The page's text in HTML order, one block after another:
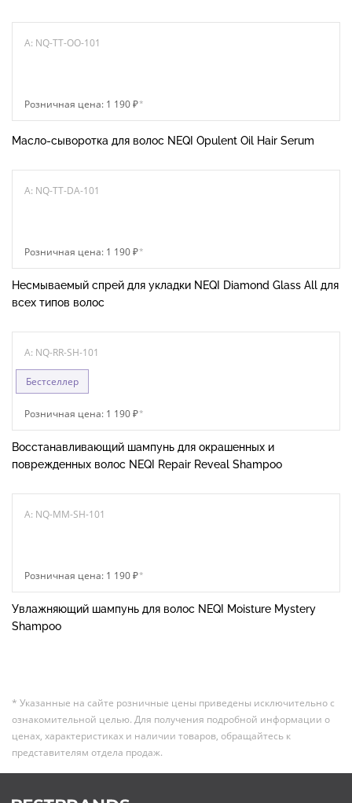
A: NQ-TT-OO-101
Розничная цена: 1 190 ₽*
Масло-сыворотка для волос NEQI Opulent Oil Hair Serum
A: NQ-TT-DA-101
Розничная цена: 1 190 ₽*
Несмываемый спрей для укладки NEQI Diamond Glass All для
всех типов волос
A: NQ-RR-SH-101
Бестселлер
Розничная цена: 1 190 ₽*
Восстанавливающий шампунь для окрашенных и
поврежденных волос NEQI Repair Reveal Shampoo
A: NQ-MM-SH-101
Розничная цена: 1 190 ₽*
Увлажняющий шампунь для волос NEQI Moisture Mystery
Shampoo
* Указанные на сайте розничные цены приведены исключительно с
ознакомительной целью. Для получения подробной информации о
ценах, характеристиках и наличии товаров, обращайтесь к
представителям отдела продаж.